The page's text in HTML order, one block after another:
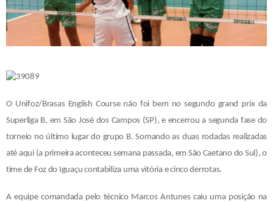
O Unifoz/Brasas English Course não foi bem no segundo grand prix da
Superliga B, em São José dos Campos (SP), e encerrou a segunda fase do
torneio no último lugar do grupo B. Somando as duas rodadas realizadas
até aqui (a primeira aconteceu semana passada, em São Caetano do Sul), o
time de Foz do Iguaçu contabiliza uma vitória e cinco derrotas.
A equipe comandada pelo técnico Marcos Antunes caiu uma posição na